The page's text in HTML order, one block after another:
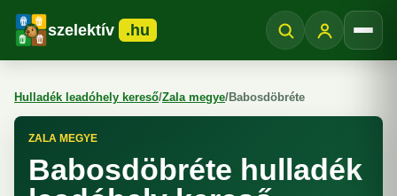
szelektív .hu
Hulladék leadóhely kereső/Zala megye/Babosdöbréte
ZALA MEGYE
Babosdöbréte hulladék